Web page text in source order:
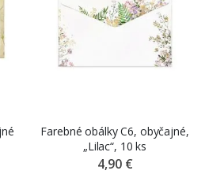
Farebné obálky C6, obyčajné,
„Lilac“, 10 ks
4,90 €